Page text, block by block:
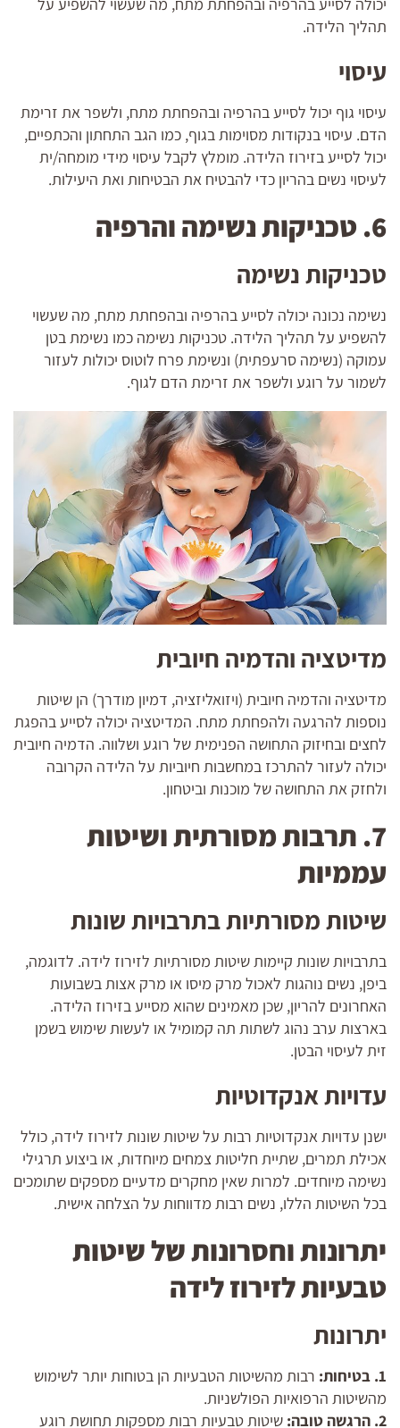
תהליך הלידה.
עיסוי
עיסוי גוף יכול לסייע בהרפיה ובהפחתת מתח, ולשפר את זרימת
הדם. עיסוי בנקודות מסוימות בגוף, כמו הגב התחתון והכתפיים,
יכול לסייע בזירוז הלידה. מומלץ לקבל עיסוי מידי מומחה/ית
לעיסוי נשים בהריון כדי להבטיח את הבטיחות ואת היעילות.
6. טכניקות נשימה והרפיה
טכניקות נשימה
נשימה נכונה יכולה לסייע בהרפיה ובהפחתת מתח, מה שעשוי
להשפיע על תהליך הלידה. טכניקות נשימה כמו נשימת בטן
עמוקה (נשימה סרעפתית) ונשימת פרח לוטוס יכולות לעזור
לשמור על רוגע ולשפר את זרימת הדם לגוף.
מדיטציה והדמיה חיובית
מדיטציה והדמיה חיובית (ויזואליזציה, דמיון מודרך) הן שיטות
נוספות להרגעה ולהפחתת מתח. המדיטציה יכולה לסייע בהפגת
לחצים ובחיזוק התחושה הפנימית של רוגע ושלווה. הדמיה חיובית
יכולה לעזור להתרכז במחשבות חיוביות על הלידה הקרובה
ולחזק את התחושה של מוכנות וביטחון.
7. תרבות מסורתית ושיטות
עממיות
שיטות מסורתיות בתרבויות שונות
בתרבויות שונות קיימות שיטות מסורתיות לזירוז לידה. לדוגמה,
ביפן, נשים נוהגות לאכול מרק מיסו או מרק אצות בשבועות
האחרונים להריון, שכן מאמינים שהוא מסייע בזירוז הלידה.
בארצות ערב נהוג לשתות תה קמומיל או לעשות שימוש בשמן
זית לעיסוי הבטן.
עדויות אנקדוטיות
ישנן עדויות אנקדוטיות רבות על שיטות שונות לזירוז לידה, כולל
אכילת תמרים, שתיית חליטות צמחים מיוחדות, או ביצוע תרגילי
נשימה מיוחדים. למרות שאין מחקרים מדעיים מספקים שתומכים
בכל השיטות הללו, נשים רבות מדווחות על הצלחה אישית.
יתרונות וחסרונות של שיטות
טבעיות לזירוז לידה
יתרונות
1. בטיחות:
רבות מהשיטות הטבעיות הן בטוחות יותר לשימוש
מהשיטות הרפואיות הפולשניות.
2. הרגשה טובה:
שיטות טבעיות רבות מספקות תחושת רוגע